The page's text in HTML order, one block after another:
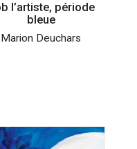
l’artiste, période
bleue
Marion Deuchars